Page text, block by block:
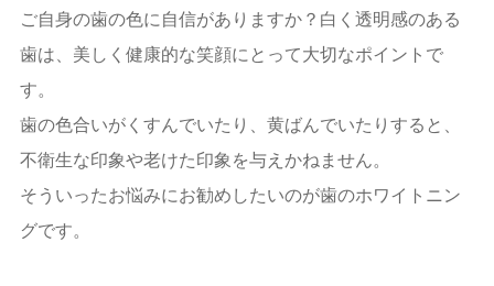
歯周病治療
入れ歯
予防歯科
小児歯科
ご自身の歯の色に自信がありますか？白く透明感のある
歯は、美しく健康的な笑顔にとって大切なポイントで
す。
歯の色合いがくすんでいたり、黄ばんでいたりすると、
不衛生な印象や老けた印象を与えかねません。
そういったお悩みにお勧めしたいのが歯のホワイトニン
グです。